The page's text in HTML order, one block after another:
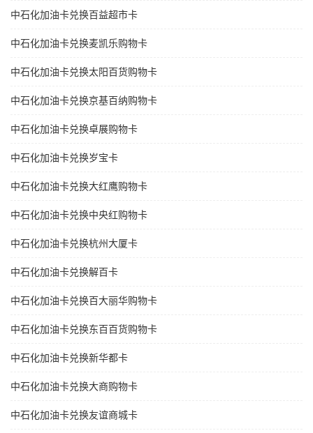
中石化加油卡兑换百益超市卡
中石化加油卡兑换麦凯乐购物卡
中石化加油卡兑换太阳百货购物卡
中石化加油卡兑换京基百纳购物卡
中石化加油卡兑换卓展购物卡
中石化加油卡兑换岁宝卡
中石化加油卡兑换大红鹰购物卡
中石化加油卡兑换中央红购物卡
中石化加油卡兑换杭州大厦卡
中石化加油卡兑换解百卡
中石化加油卡兑换百大丽华购物卡
中石化加油卡兑换东百百货购物卡
中石化加油卡兑换新华都卡
中石化加油卡兑换大商购物卡
中石化加油卡兑换友谊商城卡